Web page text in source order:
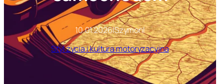
10.01.2026|Szymon|
Styl życia i kultura motoryzacyjna